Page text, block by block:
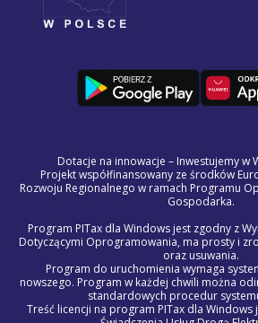
Dotacje na innowacje – Inwestujemy w
Projekt współfinansowany ze środków
Rozwoju Regionalnego w ramach Programu
Gospodarka.
Program PITax dla Windows jest zgodny z
Dotyczącymi Oprogramowania, ma prosty i
oraz usuwania.
Program do uruchomienia wymaga
nowszego. Program w każdej chwili można
standardowych procedur
Treść licencji na program PITax dla Windows